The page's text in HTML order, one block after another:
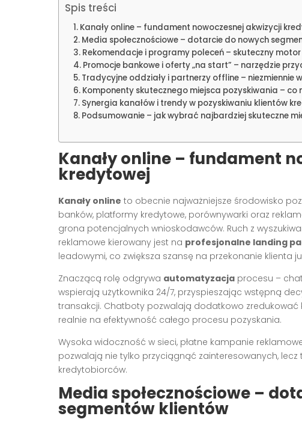
Spis treści
Kanały online – fundament nowoczesnej akwizycji
Media społecznościowe – dotarcie do nowych
Rekomendacje i programy poleceń – skuteczny
Promocje bankowe i oferty „na start” – narzędzie
Tradycyjne oddziały i partnerzy offline – niezmiennie
Komponenty skutecznego miejsca pozyskiwania – co
Synergia kanałów i trendy w pozyskiwaniu klientów
Podsumowanie – jak wybrać najbardziej skuteczne
Kanały online – fundament
kredytowej
Kanały online to obecnie najważniejsze środowisko
banków, platformy kredytowe, porównywarki oraz
grona potencjalnych wnioskodawców. Ruch z
reklamowe kierowany jest na profesjonalne landing
leadowymi, co zwiększa szansę na przekonanie klienta
Znaczącą rolę odgrywa automatyzacja procesu –
wspierają użytkownika 24/7, przyspieszając wstępną
transakcji. Chatboty pozwalają dodatkowo zredukować
realnie na efektywność całego procesu pozyskania.
Wysoka widoczność w sieci, płatne kampanie
pozwalają nie tylko przyciągnąć zainteresowanych, lecz
kredytobiorców.
Media społecznościowe –
segmentów klientów